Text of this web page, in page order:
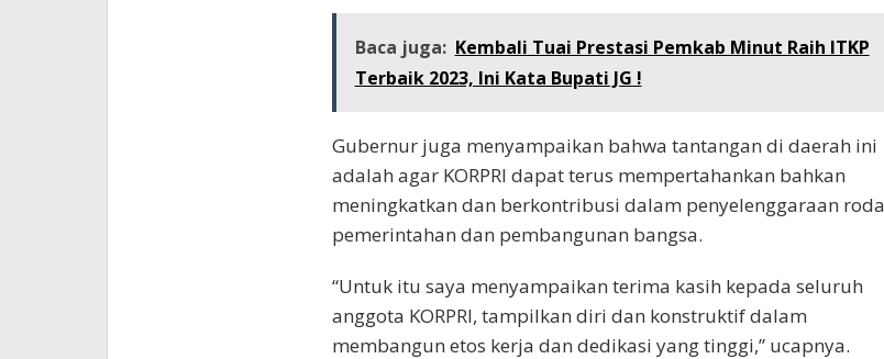
Baca juga: Kembali Tuai Prestasi Pemkab Minut Raih ITKP
Terbaik 2023, Ini Kata Bupati JG !
Gubernur juga menyampaikan bahwa tantangan di daerah ini
adalah agar KORPRI dapat terus mempertahankan bahkan
meningkatkan dan berkontribusi dalam penyelenggaraan roda
pemerintahan dan pembangunan bangsa.
“Untuk itu saya menyampaikan terima kasih kepada seluruh
anggota KORPRI, tampilkan diri dan konstruktif dalam
membangun etos kerja dan dedikasi yang tinggi,” ucapnya.